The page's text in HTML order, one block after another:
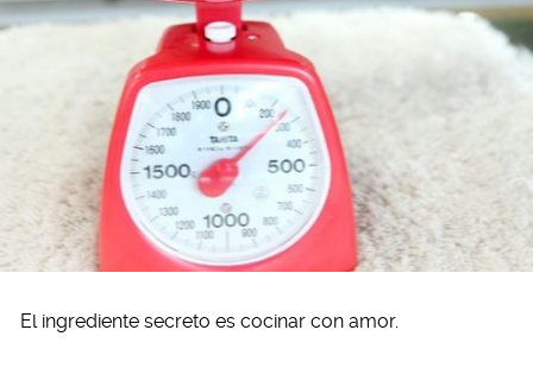
El ingrediente secreto es cocinar con amor.